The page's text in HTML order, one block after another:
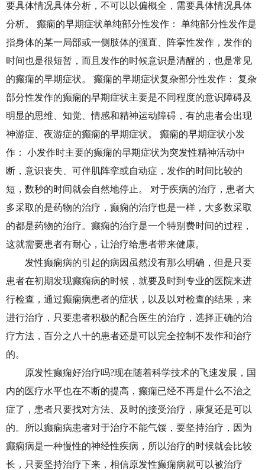
要具体情况具体分析，不可以以偏概全，需要具体情况具体
分析。 癫痫的早期症状单纯部分性发作： 单纯部分性发作是
指身体的某一局部或一侧肢体的强直、阵挛性发作，发作的
时间也是很短暂，而且发作的时候意识是清醒的，也是常见
的癫痫的早期症状。 癫痫的早期症状复杂部分性发作： 复杂
部分性发作的癫痫的早期症状主要是不同程度的意识障碍及
明显的思维、知觉、情感和精神运动障碍，有的患者会出现
神游症、夜游症的癫痫的早期症状。 癫痫的早期症状小发
作： 小发作时主要的癫痫的早期症状为突发性精神活动中
断，意识丧失、可伴肌阵挛或自动症，发作的时间比较的
短，数秒的时间就会自然地停止。 对于疾病的治疗，患者大
多采取的是药物的治疗，癫痫的治疗也是一样，大多数采取
的都是药物的治疗。癫痫的治疗是一个特别费时间的过程，
这就需要患者有耐心，让治疗给患者带来健康。
发性癫痫病的引起的病因虽然没有那么明确，但是只要
患者在初期发现癫痫病的时候，就要及时到专业的医院来进
行检查，通过癫痫病患者的症状，以及以对检查的结果，来
进行治疗，只要患者积极的配合医生的治疗，选择正确的治
疗方法，百分之八十的患者还是可以完全控制不发作和治疗
的。
原发性癫痫好治疗吗?现在随着科学技术的飞速发展，国
内的医疗水平也在不断的提高，癫痫已经不再是什么不治之
症了，患者只要找对方法、及时的接受治疗，康复还是可以
的。所以癫痫病患者对于治疗不能气馁，要坚持治疗，因为
癫痫病是一种慢性的神经性疾病，所以治疗的时候就会比较
长，只要坚持治疗下来，相信原发性癫痫病就可以被治疗